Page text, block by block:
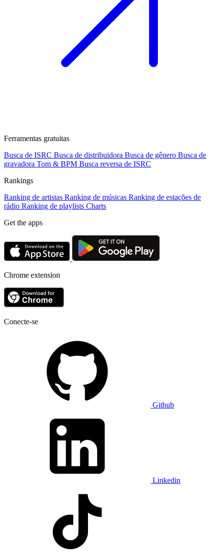
Ferramentas gratuitas
Busca de ISRC Busca de distribuidora Busca de gênero Busca de
gravadora Tom & BPM Busca reversa de ISRC
Rankings
Ranking de artistas Ranking de músicas Ranking de estações de
rádio Ranking de playlists Charts
Get the apps
Chrome extension
Conecte-se
Github
Linkedin